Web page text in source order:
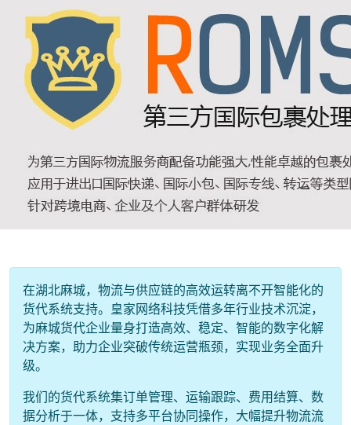
在湖北麻城，物流与供应链的高效运转离不开智能化的
货代系统支持。皇家网络科技凭借多年行业技术沉淀，
为麻城货代企业量身打造高效、稳定、智能的数字化解
决方案，助力企业突破传统运营瓶颈，实现业务全面升
级。
我们的货代系统集订单管理、运输跟踪、费用结算、数
据分析于一体，支持多平台协同操作，大幅提升物流流